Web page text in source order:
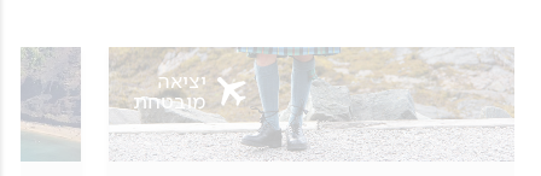
יציאה
מובטחת